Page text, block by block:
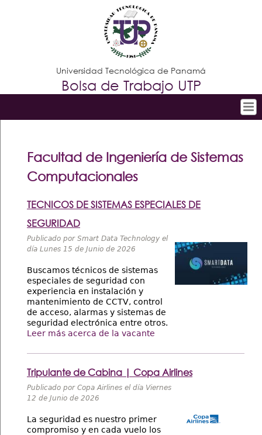
Jump to navigation
Universidad Tecnológica de Panamá
Bolsa de Trabajo UTP
Vacantes por Empresa
Contáctenos
Facultad de Ingeniería de Sistemas
Computacionales
TECNICOS DE SISTEMAS ESPECIALES DE
SEGURIDAD
Publicado por Smart Data Technology el
día Lunes 15 de Junio de 2026
Buscamos técnicos de sistemas
especiales de seguridad con
experiencia en instalación y
mantenimiento de CCTV, control
de acceso, alarmas y sistemas de
seguridad electrónica entre otros.
Leer más acerca de la vacante
Tripulante de Cabina | Copa Airlines
Publicado por Copa Airlines el día Viernes
12 de Junio de 2026
La seguridad es nuestro primer
compromiso y en cada vuelo los